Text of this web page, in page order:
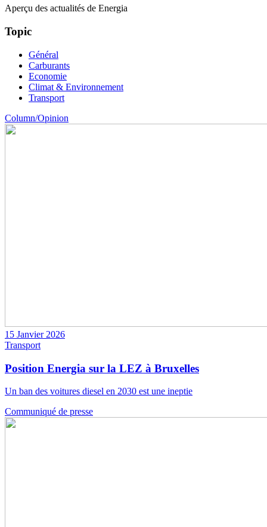
Aperçu des actualités de Energia
Topic
Général
Carburants
Economie
Climat & Environnement
Transport
Column/Opinion
15 Janvier 2026
Transport
Position Energia sur la LEZ à Bruxelles
Un ban des voitures diesel en 2030 est une ineptie
Communiqué de presse